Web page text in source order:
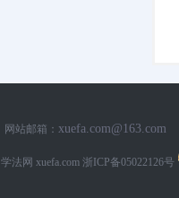
网站邮箱： xuefa.com@163.com
学法网 xuefa.com 浙ICP备05022126号